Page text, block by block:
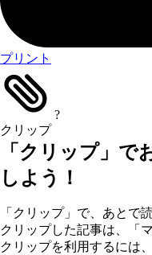
プリント
クリップ
?
「クリップ」で
しよう！
「クリップ」で、あとで
クリップした記事は、「
クリップを利用するには